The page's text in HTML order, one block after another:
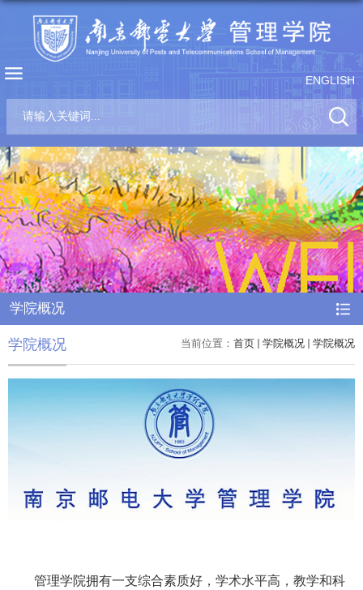
ENGLISH
学院概况
当前位置： 首页 学院概况 学院概况
学院概况
管理学院拥有一支综合素质好，学术水平高，教学和科